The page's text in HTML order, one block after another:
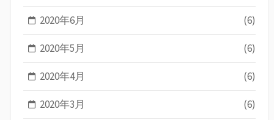
2020年6月 (6)
2020年5月 (6)
2020年4月 (6)
2020年3月 (6)